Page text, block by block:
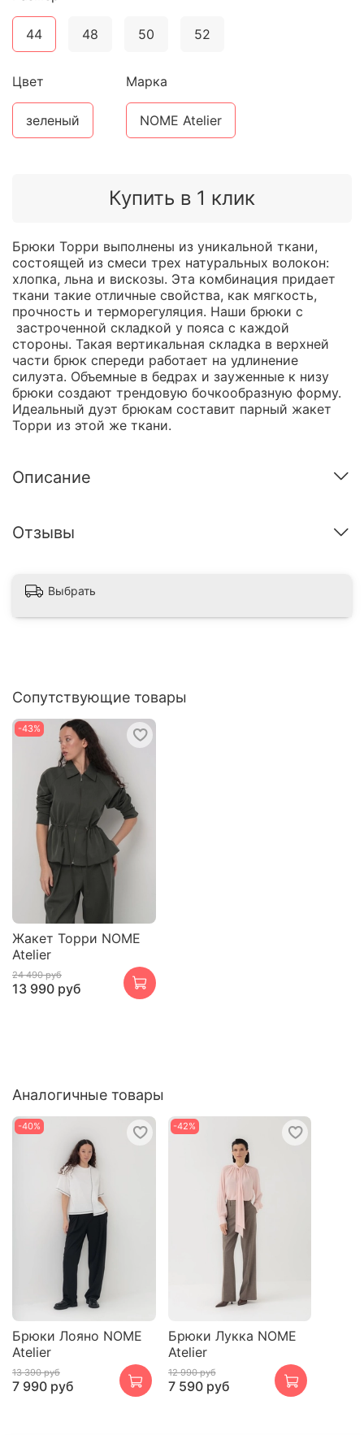
Купить в 1 клик
44 48 50 52
Цвет
зеленый
Марка
NOME Atelier
Брюки Торри выполнены из уникальной ткани,
состоящей из смеси трех натуральных волокон:
хлопка, льна и вискозы. Эта комбинация придает
ткани такие отличные свойства, как мягкость,
прочность и терморегуляция. Наши брюки с
застроченной складкой у пояса с каждой
стороны. Такая вертикальная складка в верхней
части брюк спереди работает на удлинение
силуэта. Объемные в бедрах и зауженные к низу
брюки создают трендовую бочкообразную форму.
Идеальный дуэт брюкам составит парный жакет
Торри из этой же ткани.
Описание
Отзывы
Выбрать
Сопутствующие товары
-43%
Жакет Торри NOME
Atelier
24 490 руб
13 990 руб
Аналогичные товары
-40%
Брюки Лояно NOME
Atelier
13 390 руб
7 990 руб
-42%
Брюки Лукка NOME
Atelier
12 990 руб
7 590 руб